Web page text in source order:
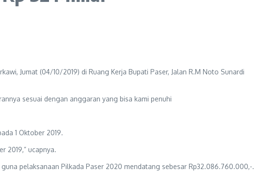
Jumat (04/10/2019) di Ruang Kerja Bupati Paser, Jalan R.M Noto Sunardi
sesuai dengan anggaran yang bisa kami penuhi
1 Oktober 2019.
2019,” ucapnya.
pelaksanaan Pilkada Paser 2020 mendatang sebesar Rp32.086.760.000,-.